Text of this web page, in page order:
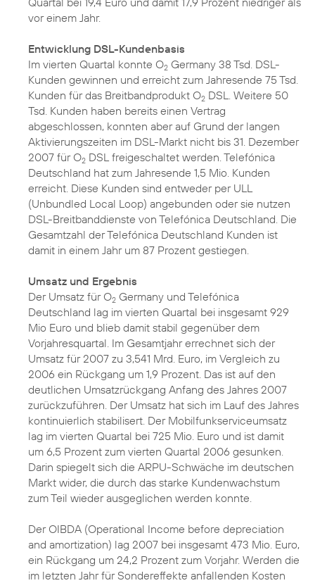
vor einem Jahr.
Entwicklung DSL-Kundenbasis
Im vierten Quartal konnte O2 Germany 38 Tsd. DSL-
Kunden gewinnen und erreicht zum Jahresende 75 Tsd.
Kunden für das Breitbandprodukt O2 DSL. Weitere 50
Tsd. Kunden haben bereits einen Vertrag
abgeschlossen, konnten aber auf Grund der langen
Aktivierungszeiten im DSL-Markt nicht bis 31. Dezember
2007 für O2 DSL freigeschaltet werden. Telefónica
Deutschland hat zum Jahresende 1,5 Mio. Kunden
erreicht. Diese Kunden sind entweder per ULL
(Unbundled Local Loop) angebunden oder sie nutzen
DSL-Breitbanddienste von Telefónica Deutschland. Die
Gesamtzahl der Telefónica Deutschland Kunden ist
damit in einem Jahr um 87 Prozent gestiegen.
Umsatz und Ergebnis
Der Umsatz für O2 Germany und Telefónica
Deutschland lag im vierten Quartal bei insgesamt 929
Mio Euro und blieb damit stabil gegenüber dem
Vorjahresquartal. Im Gesamtjahr errechnet sich der
Umsatz für 2007 zu 3,541 Mrd. Euro, im Vergleich zu
2006 ein Rückgang um 1,9 Prozent. Das ist auf den
deutlichen Umsatzrückgang Anfang des Jahres 2007
zurückzuführen. Der Umsatz hat sich im Lauf des Jahres
kontinuierlich stabilisert. Der Mobilfunkserviceumsatz
lag im vierten Quartal bei 725 Mio. Euro und ist damit
um 6,5 Prozent zum vierten Quartal 2006 gesunken.
Darin spiegelt sich die ARPU-Schwäche im deutschen
Markt wider, die durch das starke Kundenwachstum
zum Teil wieder ausgeglichen werden konnte.
Der OIBDA (Operational Income before depreciation
and amortization) lag 2007 bei insgesamt 473 Mio. Euro,
ein Rückgang um 24,2 Prozent zum Vorjahr. Werden die
im letzten Jahr für Sondereffekte anfallenden Kosten